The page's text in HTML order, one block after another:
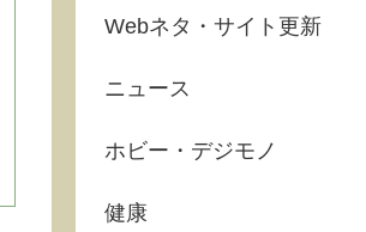
Webネタ・サイト更新
ニュース
ホビー・デジモノ
健康